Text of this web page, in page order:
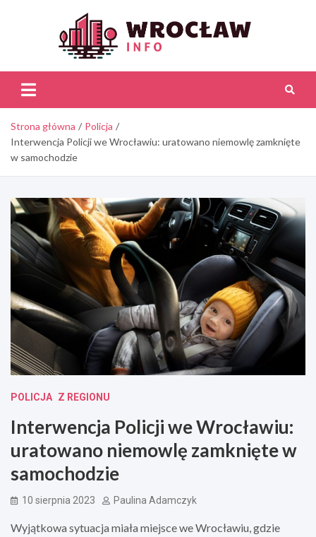
Strona główna
Policja
Interwencja Policji we Wrocławiu: uratowano niemowlę zamknięte
w samochodzie
POLICJA Z REGIONU
Interwencja Policji we Wrocławiu:
uratowano niemowlę zamknięte w
samochodzie
10 sierpnia 2023 Paulina Adamczyk
Wyjątkowa sytuacja miała miejsce we Wrocławiu, gdzie